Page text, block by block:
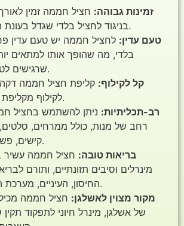
זמינות גבוהה: חציל חממה זמין
בניגוד לחציל בלדי שגדל בעונת הקיץ בלבד.
טעם עדין: לחציל חממה יש טעם עדין
בלדי, מה שהופך אותו למתאים
שרגישים לטעם המריר.
קל לקילוף: קליפת חציל חממה דקה
לקילוף מקליפת חציל בלדי.
רב-תכליתיות: ניתן להשתמש בחציל
רחב של מנות, כולל ממרחים,
קישים, פשטידות ועוד.
בריאות טובה: חציל חממה עשיר
מינרלים וסיבים תזונתיים, ותורם
החיסון, העיניים, מערכת העיכול ועוד.
מקור מצוין לאשלגן: חציל חממה
של אשלגן, מינרל חיוני לתפקוד